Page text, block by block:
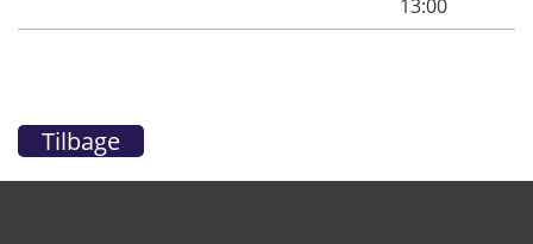
13:00
Tilbage